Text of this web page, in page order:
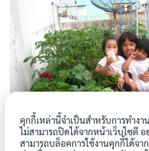
คุกกี้เหล่านี้จำเป็นสำหรับการทำงา
ไม่สามารถปิดได้จากหน้าเว็บไซต๊ อ
สามารถบล็อคการใช้งานคุกกี้ได้จา